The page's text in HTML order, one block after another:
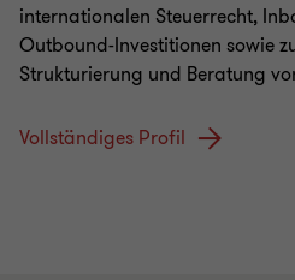
internationalen Steuerrecht,
Outbound-Investitionen sowie
Strukturierung und Beratung
Vollständiges Profil